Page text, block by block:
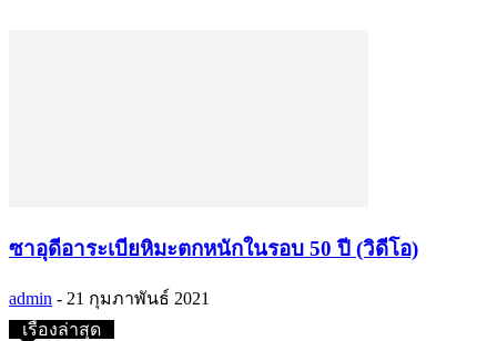
ซาอุดีอาระเบียหิมะตกหนักในรอบ 50 ปี (วิดีโอ)
admin - 21 กุมภาพันธ์ 2021
เรื่องล่าสุด